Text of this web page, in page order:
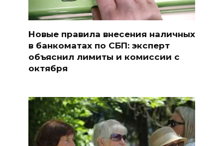
Новые правила внесения наличных
в банкоматах по СБП: эксперт
объяснил лимиты и комиссии с
октября